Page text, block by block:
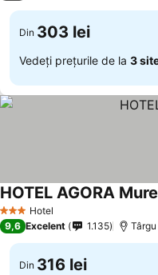
Din 303 lei
Vedeți prețurile de la 3
3 SteleHotel
HOTEL AGORA
9,6 Excelent 1.135
Din 316 lei